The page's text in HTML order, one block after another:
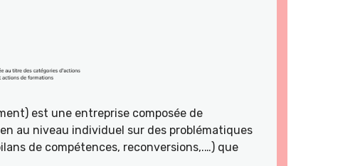
est une entreprise composée de
au niveau individuel sur des problématiques
de compétences, reconversions,.…) que